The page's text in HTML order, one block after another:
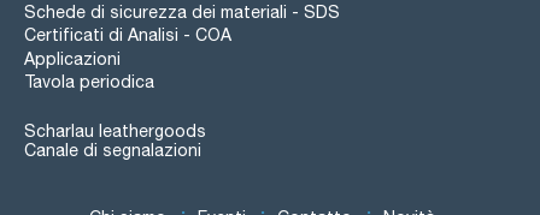
Schede di sicurezza dei materiali - SDS
Certificati di Analisi - COA
Applicazioni
Tavola periodica
Scharlau leathergoods
Canale di segnalazioni